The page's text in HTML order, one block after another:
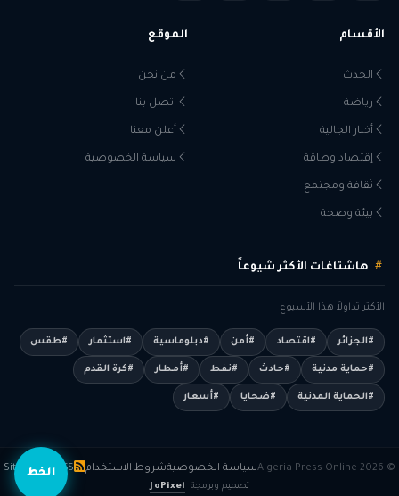
الخط
الأقسام
الحدث
رياضة
أخبار الجالية
إقتصاد وطاقة
ثقافة ومجتمع
بيئة وصحة
الموقع
من نحن
اتصل بنا
أعلن معنا
سياسة الخصوصية
هاشتاغات الأكثر شيوعاً
الأكثر تداولاً هذا الأسبوع
#الجزائر #اقتصاد #أمن #دبلوماسية #استثمار #طقس
#حماية مدنية #حادث #نفط #أمطار #كرة القدم
#الحماية المدنية #ضحايا #أسعار
© 2026 Algeria Press Online سياسة الخصوصيةشروط الاستخدام RSS
Sitemap
تصميم وبرمجة JoPixel